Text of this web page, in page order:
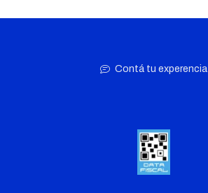
Contá tu experencia